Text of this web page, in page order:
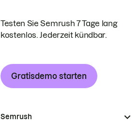
Testen Sie Semrush 7 Tage lang
kostenlos. Jederzeit kündbar.
Gratisdemo starten
Semrush